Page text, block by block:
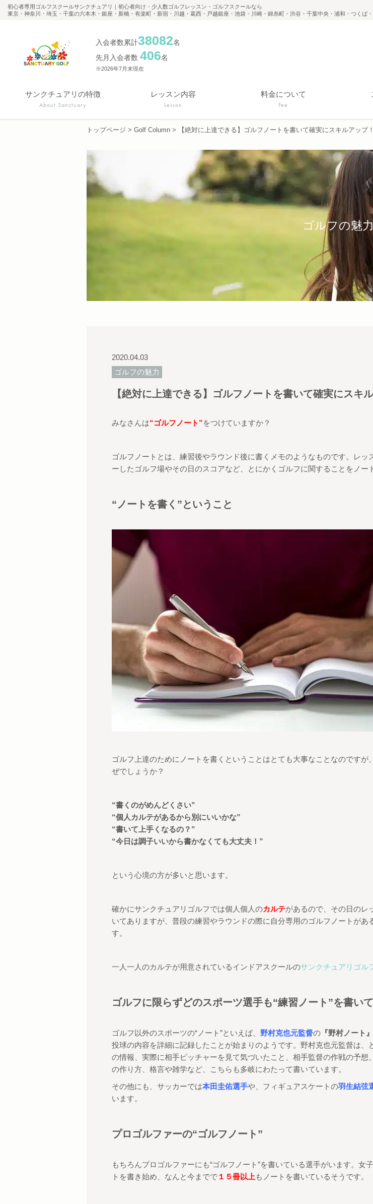
初心者専用ゴルフスクールサンクチュアリ｜初心者向け・少人数ゴルフレッスン・ゴルフスクールなら
東京・神奈川・埼玉・千葉の六本木・銀座・新橋・有楽町・新宿・川越・葛西・戸越銀座・池袋・川崎・錦糸町・渋谷・千葉中央・浦和・つく
入会者数累計38082名
先月入会者数 406名
※2026年7月末現在
サンクチュアリの特徴
About Sanctuary
レッスン内容
Lesson
料金について
Fee
トップページ > Golf Column > 【絶対に上達できる】ゴルフノートを書いて確実にスキルアップ！
ゴルフの魅力
2020.04.03
ゴルフの魅力
【絶対に上達できる】ゴルフノートを書いて確実にスキ
みなさんは“ゴルフノート ”をつけていますか？
ゴルフノートとは、練習後やラウンド後に書くメモのようなものです。 レッ
ーしたゴルフ場やその日のスコアなど、
とにかくゴルフに関することをノー
“ ノートを書く ”ということ
ゴルフ上達のためにノートを書くということはとても大事なことなのですが、
ぜでしょうか？
“書くのがめんどくさい”
“個人カルテがあるから別にいいかな”
“書いて上手くなるの？ ”
“今日は調子いいから書かなくても大丈夫！ ”
という心境の方が多いと思います。
確かにサンクチュアリゴルフでは個人個人のカルテがあるので、 その日のレ
いてありますが、 普段の練習やラウンドの際に自分専用のゴルフノートが
す。
一人一人のカルテが用意されているインドアスクールのサンクチュアリゴル
ゴルフに限らずどのスポーツ選手も“練習ノート ”を書い
ゴルフ以外のスポーツの“ ノート”といえば、 野村克也元監督の 『野村ノート』
投球の内容を詳細に記録したことが始まりのようです。 野村克也元監督は、
の情報、実際に相手ピッチャーを見て気づいたこと、相手監督の作戦の予
の作り方、格言や雑学など、こちらも多岐にわたって書いています。
その他にも、サッカーでは本田圭佑選手や、フィギュアスケートの羽生結弦
います。
プロゴルファーの“ゴルフノート ”
もちろんプロゴルファーにも“ゴルフノート”を書いている選手がいます。 女
トを書き始め、なんと今までで １５冊以上 もノートを書いているそうです。